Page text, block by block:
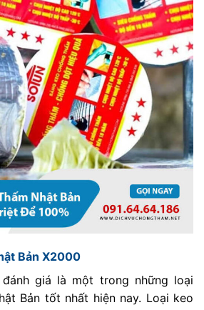
Bản X2000
giá là một trong những loại
Bản tốt nhất hiện nay. Loại keo